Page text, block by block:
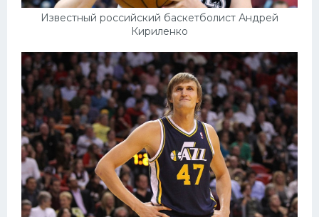
Известный российский баскетболист Андрей
Кириленко